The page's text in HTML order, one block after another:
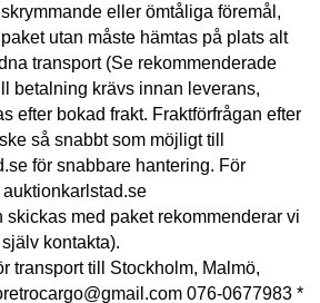
eller ömtåliga föremål,
utan måste hämtas på plats alt
transport (Se rekommenderade
betalning krävs innan leverans,
efter bokad frakt. Fraktförfrågan efter
så snabbt som möjligt till
för snabbare hantering. För
skickas med paket rekommenderar vi
kontakta).
transport till Stockholm, Malmö,
076-0677983 *